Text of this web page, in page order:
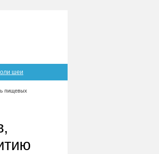
шеи
пищевых